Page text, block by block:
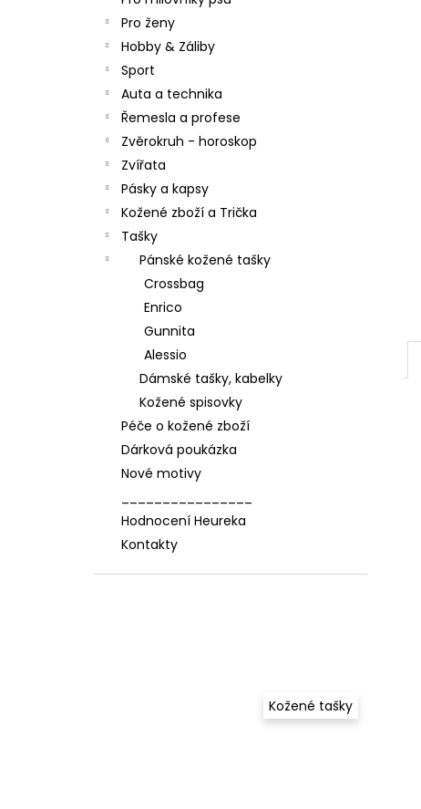
Pro ženy
Hobby & Záliby
Sport
Auta a technika
Řemesla a profese
Zvěrokruh - horoskop
Zvířata
Pásky a kapsy
Kožené zboží a Trička
Tašky
Pánské kožené tašky
Crossbag
Enrico
Gunnita
Alessio
Dámské tašky, kabelky
Kožené spisovky
Péče o kožené zboží
Dárková poukázka
Nové motivy
Hodnocení Heureka
Kontakty
Kožené tašky